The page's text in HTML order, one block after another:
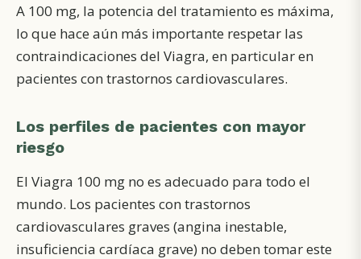
A 100 mg, la potencia del tratamiento es máxima,
lo que hace aún más importante respetar las
contraindicaciones del Viagra, en particular en
pacientes con trastornos cardiovasculares.
Los perfiles de pacientes con mayor
riesgo
El Viagra 100 mg no es adecuado para todo el
mundo. Los pacientes con trastornos
cardiovasculares graves (angina inestable,
insuficiencia cardíaca grave) no deben tomar este